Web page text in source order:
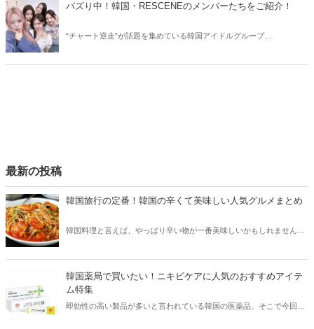
バズり中！韓国・RESCENEのメンバーたちをご紹介！
“チャート逆走”が話題を集めている韓国アイドルグループ
最新の投稿
韓国旅行の定番！韓国の辛くて美味しい人気グルメまとめ
韓国料理と言えば、やっぱり辛い物が一番美味しいかもしれません。
方も必見です。
韓国薬局で買いたい！ニキビケアに人気のおすすめアイテ
ム特集
即効性の高い製品が多いと言われている韓国の医薬品。そこで今回は